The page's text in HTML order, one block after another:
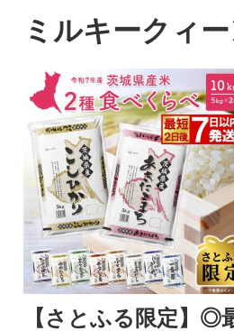
ミルキークィ
【さとふる限定】◎